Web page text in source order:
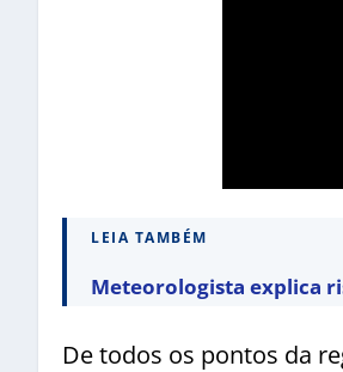
LEIA TAMBÉM
Meteorologista explica
De todos os pontos da